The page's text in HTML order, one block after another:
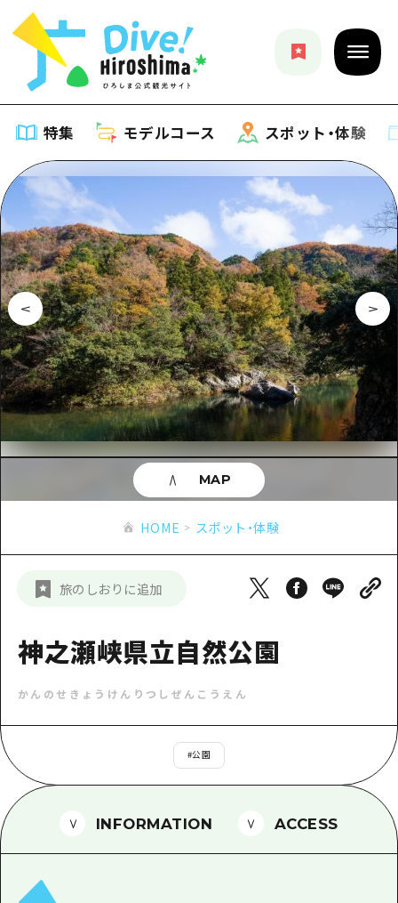
特集 モデルコース スポット・体験
特集
特集一覧
おすすめ
アート
イベント・祭り
グルメ・酒
サイクリング
ショッピング
スポーツ
ナイトライフ
定番
モデルコース
モデルコース一覧
Dive! Hiroshima 公式ガイド
広島もしもトラベル
あたらしい非日常
広島市周辺
安芸
備北
芸北
山口県東部
弾丸
日帰り
2泊3日
スポット・体験
スポット・体験一覧
広島市周辺
安芸
備後
備北
芸北
山口県東部
愛媛県
島根県
イベント
旬情報
お役立ち情報
お役立ち情報一覧
アクセス
お得な周遊チケット
HIROSHIMA FREE Wi-Fi
観光案内所
広島県を訪れる外国人旅行者向け情報一
ボランティアガイド
新着情報
事業者・学校関係者の皆さま
HOME スポット・体験
旅のしおりに追加
神之瀬峡県立自然公園
かんのせきょうけんりつしぜんこうえん
#公園
MAP
INFORMATION ACCESS